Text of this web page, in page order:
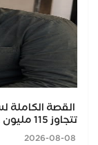
القصة الكاملة
تتجاوز 115 مليون جنيه